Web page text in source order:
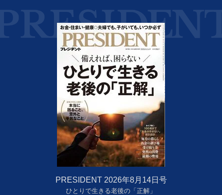
PRESIDENT 2026年8月14日号
ひとりで生きる老後の「正解」